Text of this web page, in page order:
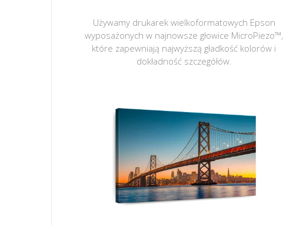
Używamy drukarek wielkoformatowych Epson
wyposażonych w najnowsze głowice MicroPiezo™,
które zapewniają najwyższą gładkość kolorów i
dokładność szczegółów.